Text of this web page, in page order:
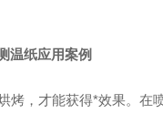
温纸应用案例
，才能获得*效果。在